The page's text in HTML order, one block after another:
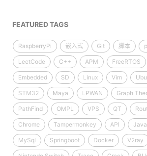
FEATURED TAGS
RaspberryPi 嵌入式 Git 脚本
LeetCode C++ APM FreeRTOS
Embedded SD Linux Vim
STM32 Maya LPWAN Graph
PathFind OMPL VPS QT
Chrome Tampermonkey API Java
MySql Springboot Docker V2ray